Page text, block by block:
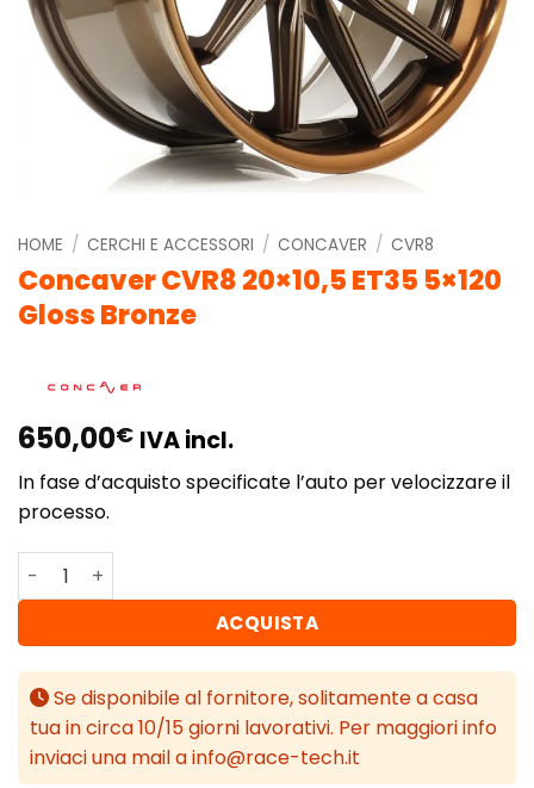
HOME / CERCHI E ACCESSORI / CONCAVER / CVR8
Concaver CVR8 20×10,5 ET35 5×120
Gloss Bronze
650,00€ IVA incl.
In fase d’acquisto specificate l’auto per velocizzare il
processo.
Concaver CVR8 20x10,5 ET35 5x120 Gloss Bronze
ACQUISTA
Se disponibile al fornitore, solitamente a casa
tua in circa 10/15 giorni lavorativi. Per maggiori info
inviaci una mail a info@race-tech.it